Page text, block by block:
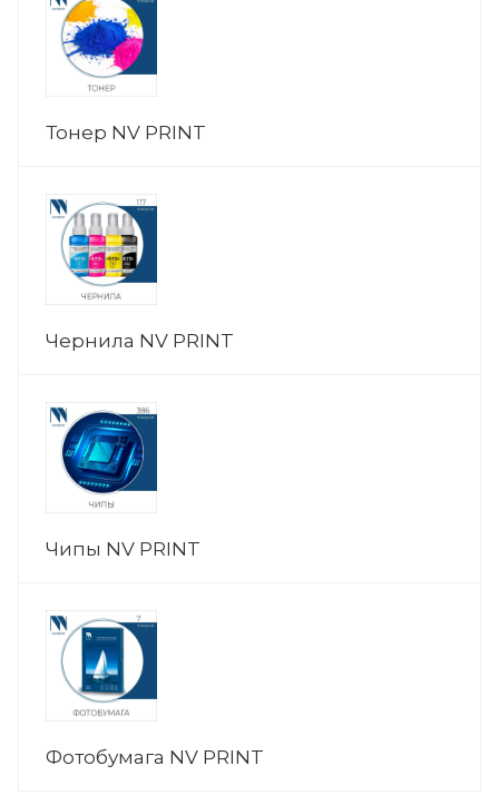
Тонер NV PRINT
Чернила NV PRINT
Чипы NV PRINT
Фотобумага NV PRINT